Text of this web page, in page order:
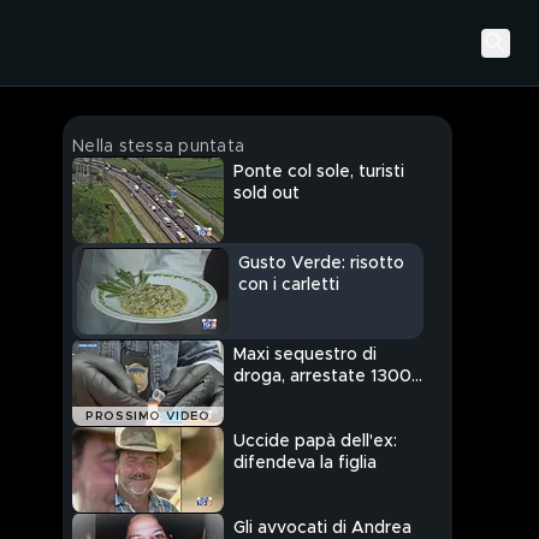
Nella stessa puntata
Ponte col sole, turisti
sold out
Gusto Verde: risotto
con i carletti
PROSSIMO VIDEO
Maxi sequestro di
droga, arrestate 1300
Uccide papà dell'ex:
difendeva la figlia
Gli avvocati di Andrea